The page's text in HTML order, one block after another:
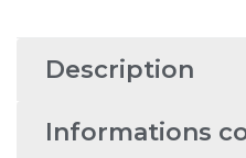
Description
Informations